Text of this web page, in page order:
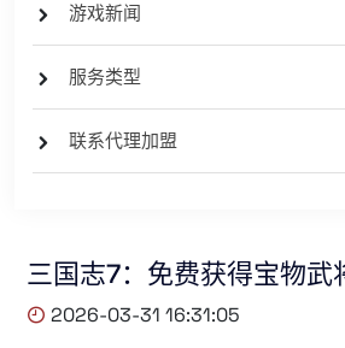
游戏新闻
服务类型
联系代理加盟
三国志7：免费获得宝物武
2026-03-31 16:31:05